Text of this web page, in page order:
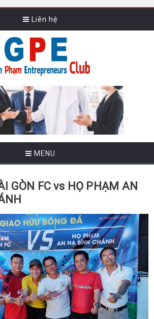
Liên hệ
MENU
GÒN FC vs HỌ PHẠM AN